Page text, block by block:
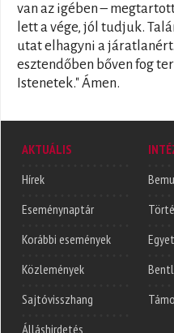
van az igében –
lett a vége, jól tudjuk.
utat elhagyni a
esztendőben bőven fog
Istenetek." Ámen.
AKTUÁLIS
Hírek
Eseménynaptár
Korábbi események
Közlemények
Sajtóvisszhang
Álláshirdetés